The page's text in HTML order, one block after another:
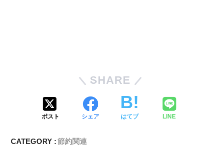
SHARE
ポスト シェア はてブ LINE
CATEGORY :節約関連